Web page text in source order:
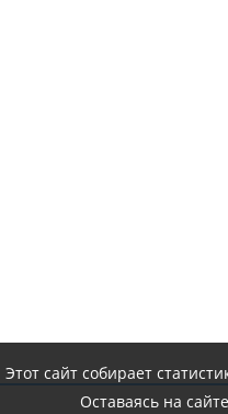
Этот сайт собирает
Оставаясь на